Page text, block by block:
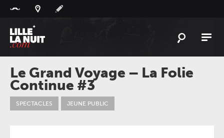
L' ACTU
L'AGENDA
LESLIEUX
Le Grand Voyage – La Folie
Continue #3
SPECTACLES JEUNE PUBLIC
Panneau de gestion des cookies